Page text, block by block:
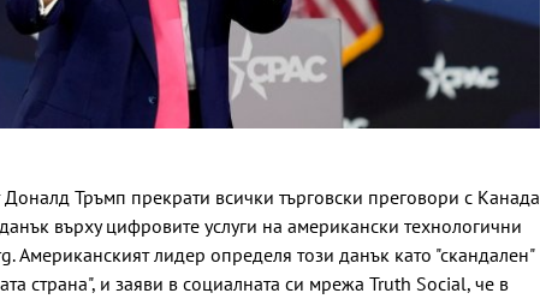
Тръмп прекрати всички търговски преговори с Канада
върху цифровите услуги на американски технологични
Американският лидер определя този данък като "скандален"
страна", и заяви в социалната си мрежа Truth Social, че в